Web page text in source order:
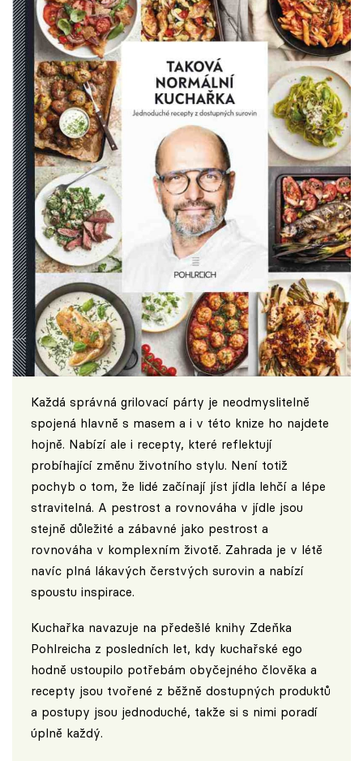
Každá správná grilovací párty je neodmyslitelně
spojená hlavně s masem a i v této knize ho najdete
hojně. Nabízí ale i recepty, které reflektují
probíhající změnu životního stylu. Není totiž
pochyb o tom, že lidé začínají jíst jídla lehčí a lépe
stravitelná. A pestrost a rovnováha v jídle jsou
stejně důležité a zábavné jako pestrost a
rovnováha v komplexním životě. Zahrada je v létě
navíc plná lákavých čerstvých surovin a nabízí
spoustu inspirace.
Kuchařka navazuje na předešlé knihy Zdeňka
Pohlreicha z posledních let, kdy kuchařské ego
hodně ustoupilo potřebám obyčejného člověka a
recepty jsou tvořené z běžně dostupných produktů
a postupy jsou jednoduché, takže si s nimi poradí
úplně každý.